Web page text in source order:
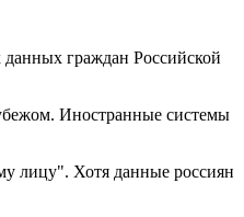
данных граждан Российской
Иностранные системы
лицу". Хотя данные россиян